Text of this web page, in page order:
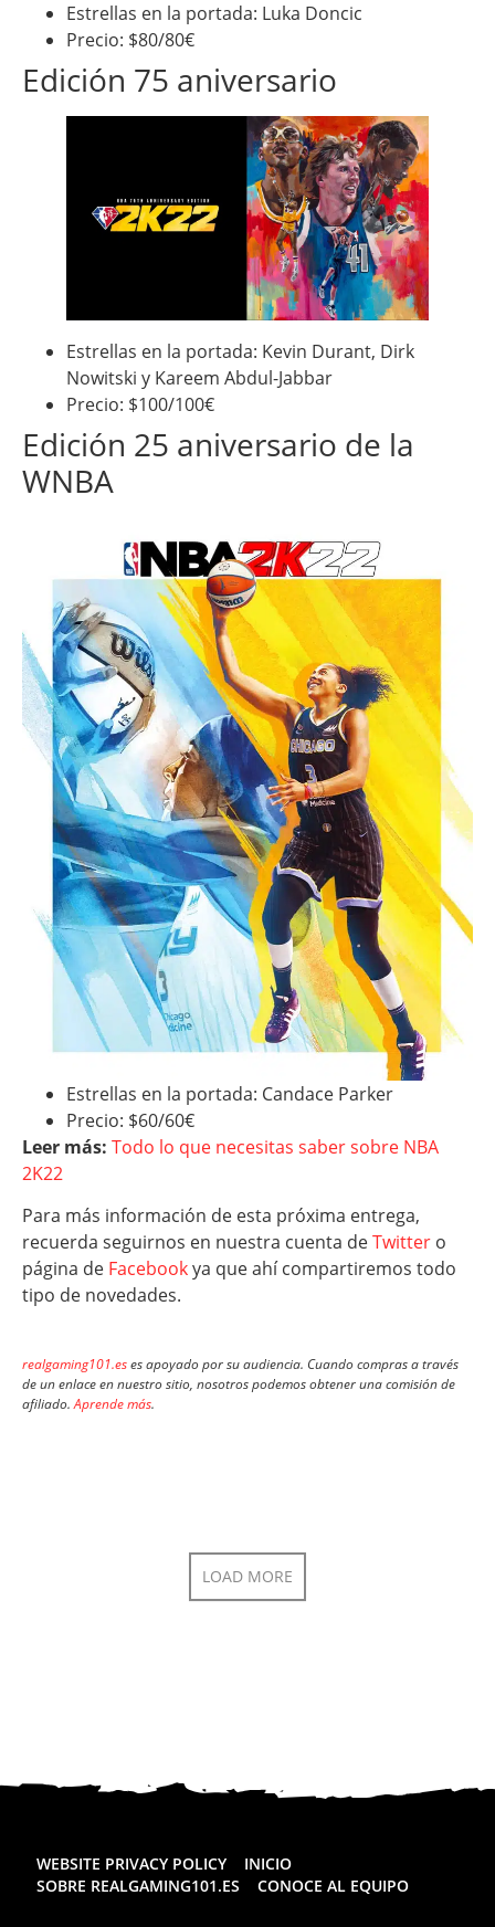
Estrellas en la portada: Luka Doncic
Precio: $80/80€
Edición 75 aniversario
Estrellas en la portada: Kevin Durant, Dirk
Nowitski y Kareem Abdul-Jabbar
Precio: $100/100€
Edición 25 aniversario de la
WNBA
Estrellas en la portada: Candace Parker
Precio: $60/60€
Leer más: Todo lo que necesitas saber sobre NBA
2K22
Para más información de esta próxima entrega,
recuerda seguirnos en nuestra cuenta deTwitter o
página de Facebookya que ahí compartiremos todo
tipo de novedades.
realgaming101.eses apoyado por su audiencia. Cuando compras a través
de un enlace en nuestro sitio, nosotros podemos obtener una comisión de
afiliado.Aprende más.
LOAD MORE
WEBSITE PRIVACY POLICY
INICIO
SOBRE REALGAMING101.ES
CONOCE AL EQUIPO